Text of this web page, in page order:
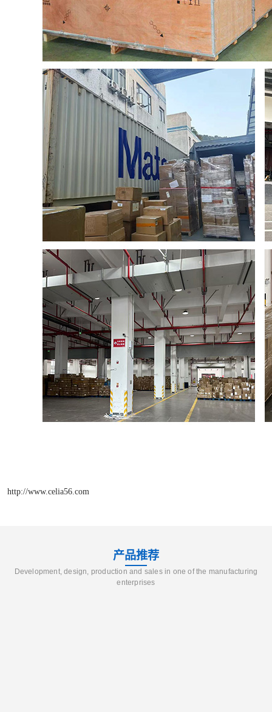
http://www.celia56.com
产品推荐
Development, design, production and sales in one of the manufacturing
enterprises